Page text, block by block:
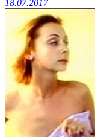
18.07.2017